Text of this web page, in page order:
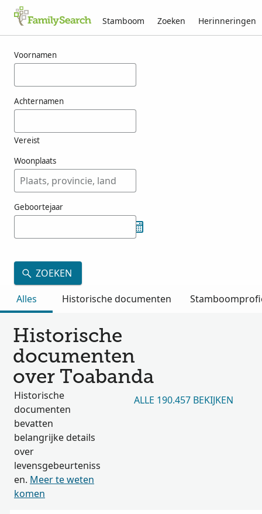
Stamboom Zoeken Herinneringen
Voornamen
Achternamen
Vereist
Woonplaats
Geboortejaar
ZOEKEN
Alles
Historische documenten
Historische
documenten
over Toabanda
Historische
documenten
bevatten
belangrijke details
over
levensgebeurteniss
en. Meer te weten
komen
ALLE 190.457 BEKIJKEN